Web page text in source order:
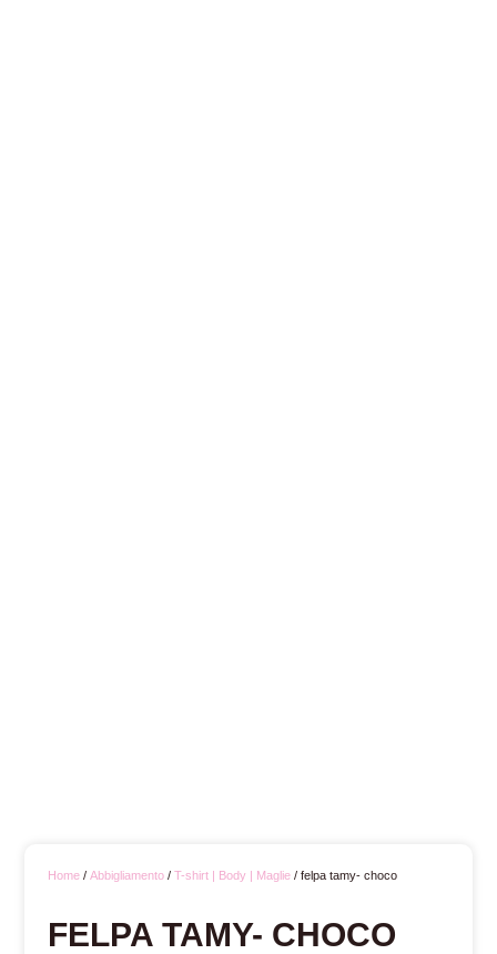
Home/ Abbigliamento/ T-shirt | Body | Maglie/ felpa tamy- choco
FELPA TAMY- CHOCO